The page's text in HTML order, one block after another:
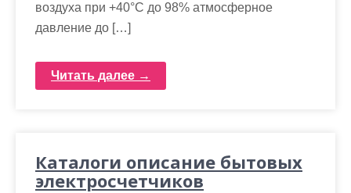
воздуха при +40°С до 98% атмосферное
давление до […]
Читать далее →
Каталоги описание бытовых
электросчетчиков